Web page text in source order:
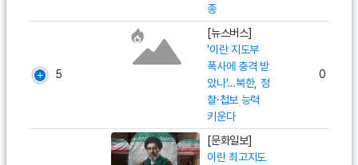
종
5
[뉴스버스]
'이란 지도부
폭사에 충격 받
았나'…북한, 정
찰·첩보 능력
키운다
0
[문화일보]
이란 최고지도